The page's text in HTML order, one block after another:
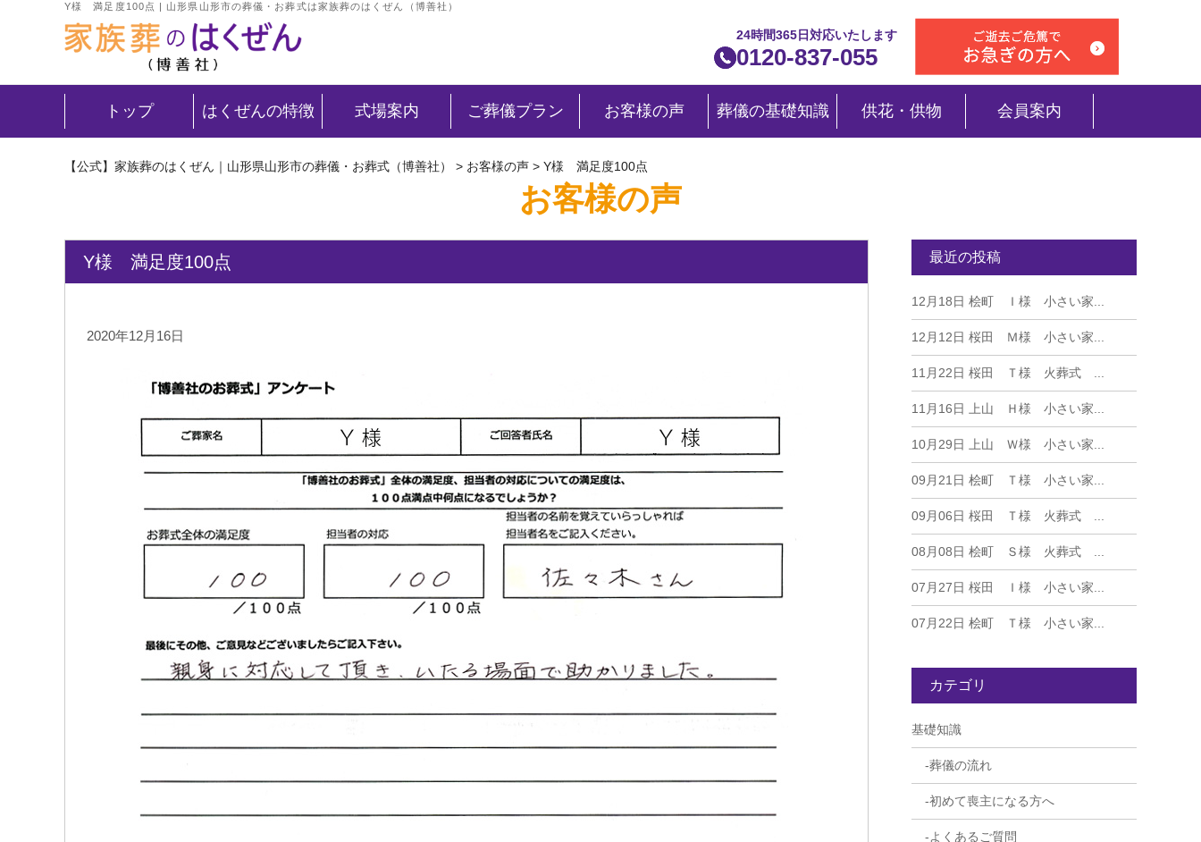
Y様 満足度100点 | 山形県山形市の葬儀・お葬式は家族葬のはくぜん（博善社）
24時間365日対応いたします
0120-837-055
トップ はくぜんの特徴 式場案内 ご葬儀プラン お客様の声 葬儀の基礎知識 供花・供物 会員案内
【公式】家族葬のはくぜん｜山形県山形市の葬儀・お葬式（博善社） > お客様の声 > Y様 満足度100点
お客様の声
Y様 満足度100点
2020年12月16日
最近の投稿
12月18日 桧町 Ｉ様 小さい家...
12月12日 桜田 Ｍ様 小さい家...
11月22日 桜田 Ｔ様 火葬式 ...
11月16日 上山 Ｈ様 小さい家...
10月29日 上山 Ｗ様 小さい家...
09月21日 桧町 Ｔ様 小さい家...
09月06日 桜田 Ｔ様 火葬式 ...
08月08日 桧町 Ｓ様 火葬式 ...
07月27日 桜田 Ｉ様 小さい家...
07月22日 桧町 Ｔ様 小さい家...
カテゴリ
基礎知識
葬儀の流れ
初めて喪主になる方へ
よくあるご質問